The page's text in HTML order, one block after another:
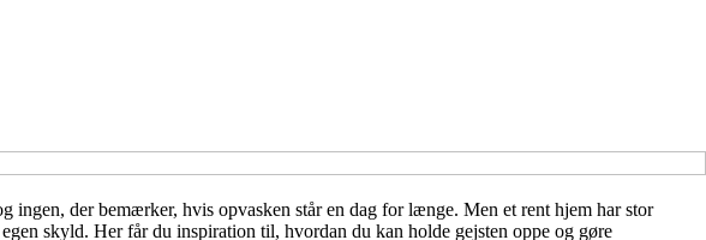
der bemærker, hvis opvasken står en dag for længe. Men et rent hjem har stor
skyld. Her får du inspiration til, hvordan du kan holde gejsten oppe og gøre